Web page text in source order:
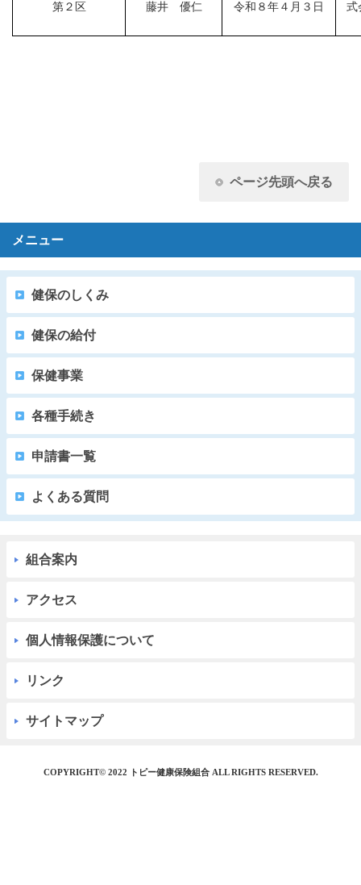
第２区 藤井 優仁 令和８年４月３日
ページ先頭へ戻る
メニュー
健保のしくみ
健保の給付
保健事業
各種手続き
申請書一覧
よくある質問
組合案内
アクセス
個人情報保護について
リンク
サイトマップ
COPYRIGHT© 2022 トピー健康保険組合 ALL RIGHTS RESERVED.